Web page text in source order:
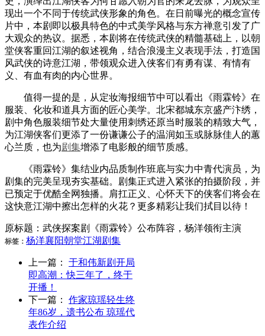
现出一个不同于传统武侠形象的角色。在日前曝光的概念宣传
片中，本剧即以极具特色的中式美学风格与东方禅意引发了广
大观众的热议。据悉，本剧将在传统武侠的精髓基础上，以朝
堂侠客重回江湖的叙述视角，结合浪漫主义表现手法，打造国
风武侠的诗意江湖，带领观众进入侠客们有勇有谋、有情有
义、有血有肉的内心世界。
值得一提的是，从定妆海报细节中可以看出《雨霖铃》在
服装、化妆和道具方面的匠心美学。北宋都城东京盛产汴绣，
剧中角色服装细节处大量使用刺绣还原当时服装的精致大气，
为江湖侠客们更添了一份谦谦公子的温润如玉或脉脉佳人的蕙
心兰质，也为剧集增添了电影般的细节质感。
《雨霖铃》集结业内品质制作班底与实力中青代演员，为
剧集的完美呈现夯实基础。剧集正式进入紧张的拍摄阶段，并
已预定于优酷全网独播。肩扛正义、心怀天下的侠客们将会在
这快意江湖中擦出怎样的火花？更多精彩让我们拭目以待！
原标题：武侠探案剧《雨霖铃》公布阵容，杨洋领衔主演
标签： 杨洋襄阳朝堂江湖剧集
上一篇：
于和伟新剧开局
即高潮：快三年了，终于
开播！
下一篇：
作家琼瑶轻生终
年86岁，遗书公布 琼瑶代
表作介绍